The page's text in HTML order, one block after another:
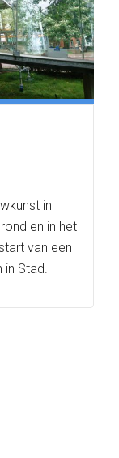
in
en in het
van een
in Stad.